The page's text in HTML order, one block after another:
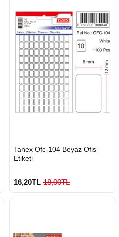
Çok Satılan Ürün
GÖNDERİ
Tanex Ofc-104 Beyaz Ofis
Etiketi
16,20TL 18,00TL